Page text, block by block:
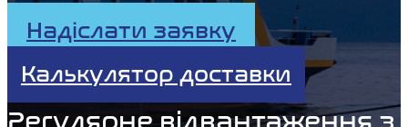
Надіслати заявку
Калькулятор доставки